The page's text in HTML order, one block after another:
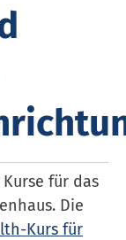
für das
Die
Kurs für